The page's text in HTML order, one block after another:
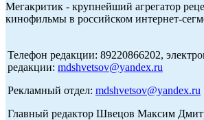
Мегакритик - крупнейший агрегатор
кинофильмы в российском интернет-
Телефон редакции: 89220866202,
редакции: mdshvetsov@yandex.ru
Рекламный отдел: mdshvetsov@yandex.ru
Главный редактор Швецов Максим